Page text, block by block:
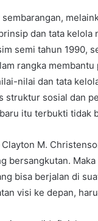
dan tata
semi tahun 1990,
rangka
nilai dan tata
struktur sosial dan
itu terbukti tidak
M.
bersangkutan.
bisa berjalan di
visi ke depan,